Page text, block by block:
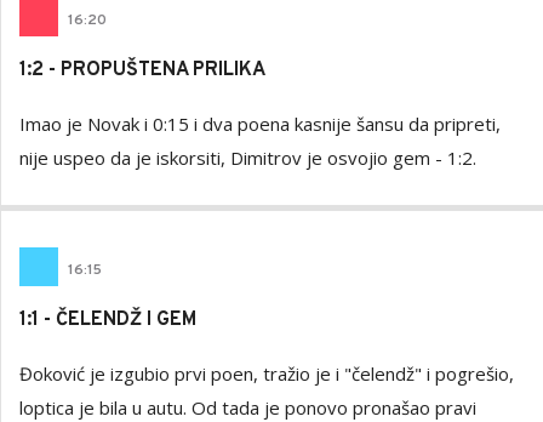
16:20
1:2 - PROPUŠTENA PRILIKA
Imao je Novak i 0:15 i dva poena kasnije šansu da pripreti,
nije uspeo da je iskorsiti, Dimitrov je osvojio gem - 1:2.
16:15
1:1 - ČELENDŽ I GEM
Đoković je izgubio prvi poen, tražio je i "čelendž" i pogrešio,
loptica je bila u autu. Od tada je ponovo pronašao pravi